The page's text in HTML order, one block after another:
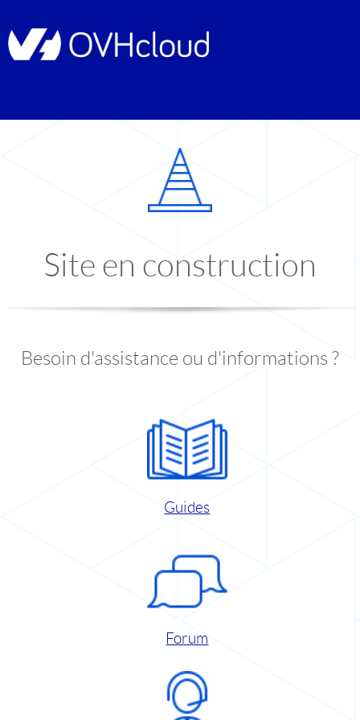
Site en construction
Besoin d'assistance ou d'informations ?
Guides
Forum